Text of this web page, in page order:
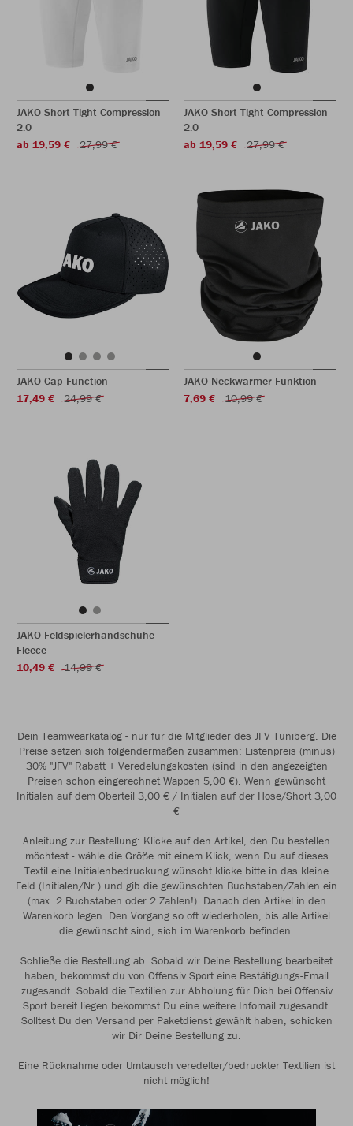
JAKO Short Tight Compression
2.0
ab 19,59 €
27,99 €
JAKO Short Tight Compression
2.0
ab 19,59 €
27,99 €
JAKO Cap Function
17,49 €
24,99 €
JAKO Neckwarmer Funktion
7,69 €
10,99 €
JAKO Feldspielerhandschuhe
Fleece
10,49 €
14,99 €
Dein Teamwearkatalog - nur für die Mitglieder des JFV Tuniberg. Die
Preise setzen sich folgendermaßen zusammen: Listenpreis (minus)
30% "JFV" Rabatt + Veredelungskosten (sind in den angezeigten
Preisen schon eingerechnet Wappen 5,00 €). Wenn gewünscht
Initialen auf dem Oberteil 3,00 € / Initialen auf der Hose/Short 3,00
€
Anleitung zur Bestellung: Klicke auf den Artikel, den Du bestellen
möchtest - wähle die Größe mit einem Klick, wenn Du auf dieses
Textil eine Initialenbedruckung wünscht klicke bitte in das kleine
Feld (Initialen/Nr.) und gib die gewünschten Buchstaben/Zahlen ein
(max. 2 Buchstaben oder 2 Zahlen!). Danach den Artikel in den
Warenkorb legen. Den Vorgang so oft wiederholen, bis alle Artikel
die gewünscht sind, sich im Warenkorb befinden.
Schließe die Bestellung ab. Sobald wir Deine Bestellung bearbeitet
haben, bekommst du von Offensiv Sport eine Bestätigungs-Email
zugesandt. Sobald die Textilien zur Abholung für Dich bei Offensiv
Sport bereit liegen bekommst Du eine weitere Infomail zugesandt.
Solltest Du den Versand per Paketdienst gewählt haben, schicken
wir Dir Deine Bestellung zu.
Eine Rücknahme oder Umtausch veredelter/bedruckter Textilien ist
nicht möglich!